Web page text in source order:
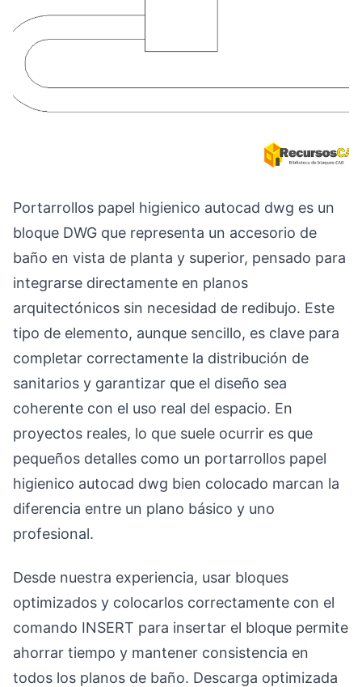
Portarrollos papel higienico autocad dwg es un
bloque DWG que representa un accesorio de
baño en vista de planta y superior, pensado para
integrarse directamente en planos
arquitectónicos sin necesidad de redibujo. Este
tipo de elemento, aunque sencillo, es clave para
completar correctamente la distribución de
sanitarios y garantizar que el diseño sea
coherente con el uso real del espacio. En
proyectos reales, lo que suele ocurrir es que
pequeños detalles como un portarrollos papel
higienico autocad dwg bien colocado marcan la
diferencia entre un plano básico y uno
profesional.
Desde nuestra experiencia, usar bloques
optimizados y colocarlos correctamente con el
comando INSERT para insertar el bloque permite
ahorrar tiempo y mantener consistencia en
todos los planos de baño. Descarga optimizada